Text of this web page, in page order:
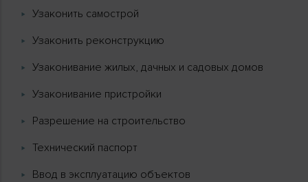
Узаконить самострой
Узаконить реконструкцию
Узаконивание жилых, дачных и садовых домов
Узаконивание пристройки
Разрешение на строительство
Технический паспорт
Ввод в эксплуатацию объектов